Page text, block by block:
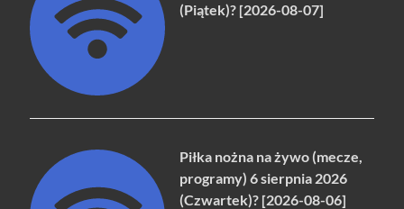
(Piątek)? [2026-08-07]
Piłka nożna na żywo (mecze,
programy) 6 sierpnia 2026
(Czwartek)? [2026-08-06]